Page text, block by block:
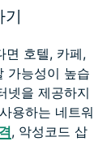
기
면 호텔, 카페,
가능성이 높습
넷을 제공하지
용하는 네트워
, 악성코드 삽